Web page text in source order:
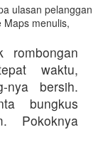
ulasan pelanggan
Maps menulis,
rombongan
waktu,
nya bersih.
bungkus
Pokoknya